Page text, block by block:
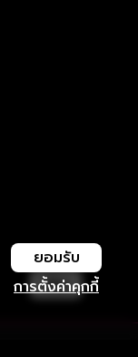
การตั้งค่าคุกกี้
ยอมรับ
เปิด